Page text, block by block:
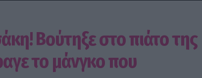
Βούτηξε στο πιάτο της
το μάνγκο που